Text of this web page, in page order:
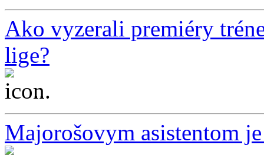
Ako vyzerali premiéry
lige?
...
Majorošovym asistentom